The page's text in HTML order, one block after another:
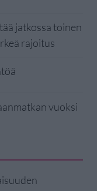
jatkossa toinen
rajoitus
vuoksi